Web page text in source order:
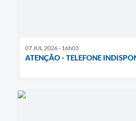
07 JUL 2026 - 16h03
ATENÇÃO - TELEFONE